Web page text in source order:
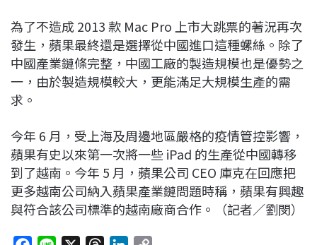
為了不造成 2013 款 Mac Pro 上市大跳票的著況再次
發生，蘋果最終還是選擇從中國進口這種螺絲。除了
中國產業鏈條完整，中國工廠的製造規模也是優勢之
一，由於製造規模較大，更能滿足大規模生產的需
求。
今年 6 月，受上海及周邊地區嚴格的疫情管控影響，
蘋果有史以來第一次將一些 iPad 的生產從中國轉移
到了越南。今年 5 月，蘋果公司 CEO 庫克在回應把
更多越南公司納入蘋果產業鏈問題時稱，蘋果有興趣
與符合該公司標準的越南廠商合作。（記者／劉閔）